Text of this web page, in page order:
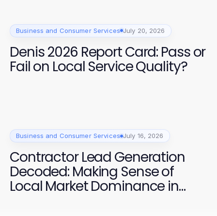
Business and Consumer Services July 20, 2026
Denis 2026 Report Card: Pass or
Fail on Local Service Quality?
Business and Consumer Services July 16, 2026
Contractor Lead Generation
Decoded: Making Sense of
Local Market Dominance in